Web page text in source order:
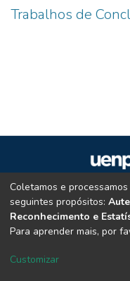
Trabalhos de
Cookie settings | Privacy
Coletamos e
seguintes propósitos:
Reconhecimento e
Para aprender mais, por
Customizar